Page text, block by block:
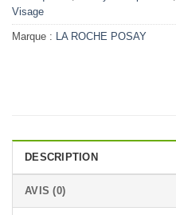
Visage
Marque : LA ROCHE POSAY
DESCRIPTION
AVIS (0)